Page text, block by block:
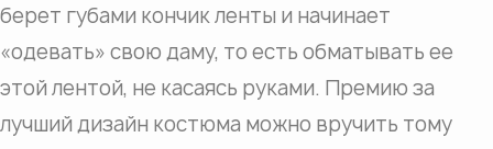
берет губами кончик ленты и начинает
«одевать» свою даму, то есть обматывать ее
этой лентой, не касаясь руками. Премию за
лучший дизайн костюма можно вручить тому